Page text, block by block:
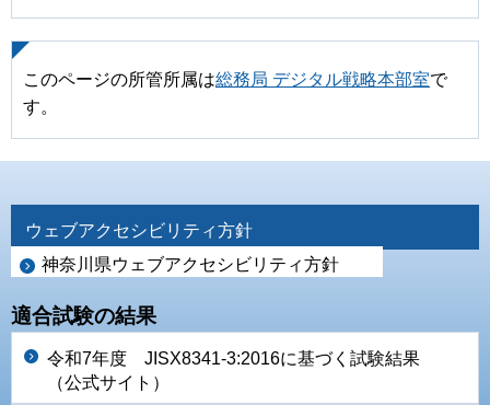
このページの所管所属は総務局 デジタル戦略本部室で
す。
ウェブアクセシビリティ方針
神奈川県ウェブアクセシビリティ方針
適合試験の結果
令和7年度 JISX8341-3:2016に基づく試験結果
（公式サイト）